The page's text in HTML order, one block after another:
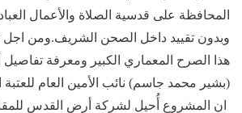
المحافظة على قدسية الصلاة والأعمال
وبدون تقييد داخل الصحن الشريف.ومن
هذا الصرح المعماري الكبير ومعرفة
(بشير محمد جاسم) نائب الأمين العام للعتبة
ان المشروع أُحيل لشركة أرض القدس